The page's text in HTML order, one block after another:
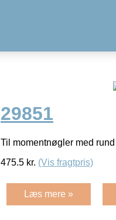
29851
Til momentnøgler med
475.5 kr. (Vis fragtpris)
Læs mere »